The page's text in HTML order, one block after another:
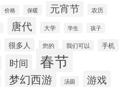
价格 保暖 元宵节 农历
唐代 大学 学生 孩子
很多人 您的 我们可以
手机
时间 春节
梦幻西游 汤圆 游戏